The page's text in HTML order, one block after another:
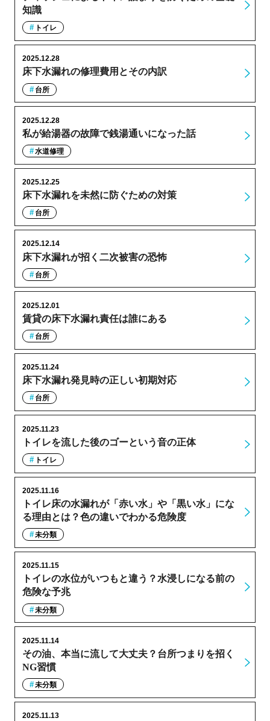
知識
トイレ
床下水漏れの修理費用とその内訳
2025.12.28
台所
私が給湯器の故障で銭湯通いになった話
2025.12.28
水道修理
床下水漏れを未然に防ぐための対策
2025.12.25
台所
床下水漏れが招く二次被害の恐怖
2025.12.14
台所
賃貸の床下水漏れ責任は誰にある
2025.12.01
台所
床下水漏れ発見時の正しい初期対応
2025.11.24
台所
トイレを流した後のゴーという音の正体
2025.11.23
トイレ
トイレ床の水漏れが「赤い水」や「黒い水」にな
る理由とは？色の違いでわかる危険度
2025.11.16
未分類
トイレの水位がいつもと違う？水浸しになる前の
危険な予兆
2025.11.15
未分類
その油、本当に流して大丈夫？台所つまりを招く
NG習慣
2025.11.14
未分類
2025.11.13